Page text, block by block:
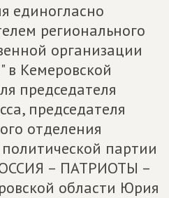
единогласно
регионального
организации
Кемеровской
председателя
председателя
отделения
партии
– ПАТРИОТЫ –
области Юрия